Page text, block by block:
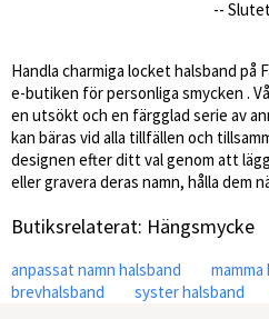
--
Handla charmiga locket halsband på
e-butiken förpersonliga smycken .
en utsökt och en färgglad serie av
kan bäras vid alla tillfällen och
designen efter ditt val genom att
eller gravera deras namn, hålla dem
Butiksrelaterat: Hängsmycke
anpassat namn halsband mamma
brevhalsband
syster halsband